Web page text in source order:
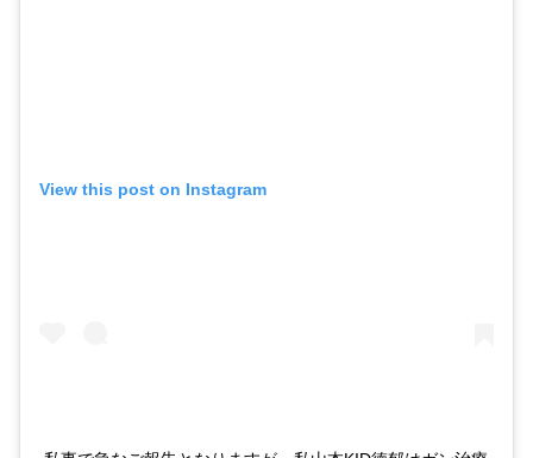
View this post on Instagram